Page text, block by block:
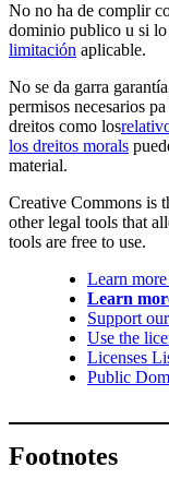
No no ha de complir
dominio publico u si
limitación aplicable.
No se da garra
permisos necesarios
dreitos como los
los dreitos morals
material.
Creative Commons is
other legal tools that
tools are free to use.
Learn
Learn
Support
Use the
Licenses
Public
Footnotes